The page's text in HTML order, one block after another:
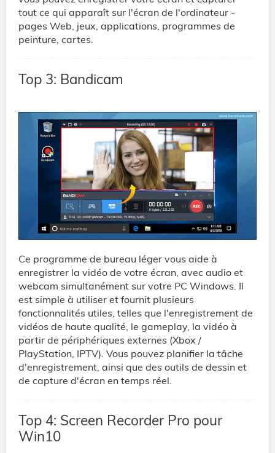
tout ce qui apparaît sur l'écran de l'ordinateur -
pages Web, jeux, applications, programmes de
peinture, cartes.
Top 3: Bandicam
Ce programme de bureau léger vous aide à
enregistrer la vidéo de votre écran, avec audio et
webcam simultanément sur votre PC Windows. Il
est simple à utiliser et fournit plusieurs
fonctionnalités utiles, telles que l'enregistrement de
vidéos de haute qualité, le gameplay, la vidéo à
partir de périphériques externes (Xbox /
PlayStation, IPTV). Vous pouvez planifier la tâche
d'enregistrement, ainsi que des outils de dessin et
de capture d'écran en temps réel.
Top 4: Screen Recorder Pro pour
Win10